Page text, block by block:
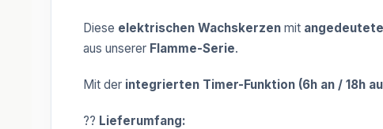
Diese elektrischen Wachskerzen mit
aus unserer Flamme-Serie.
Mit der integrierten Timer-Funktion (6h an / 18h
?? Lieferumfang: